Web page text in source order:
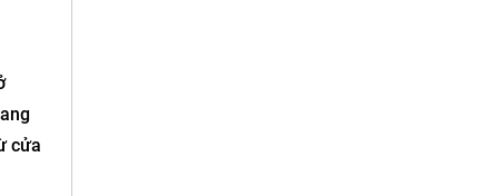
cửa